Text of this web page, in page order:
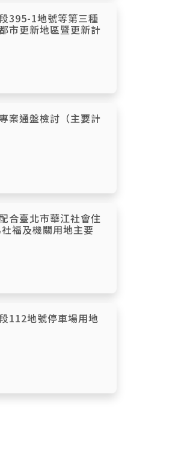
395-1地號等第三種
市更新地區暨更新計
案通盤檢討（主要計
合臺北市華江社會住
福及機關用地主要
112地號停車場用地